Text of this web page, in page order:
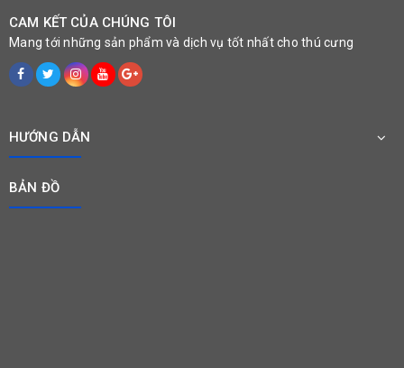
CAM KẾT CỦA CHÚNG TÔI
Mang tới những sản phẩm và dịch vụ tốt nhất cho thú cưng
HƯỚNG DẪN
BẢN ĐỒ